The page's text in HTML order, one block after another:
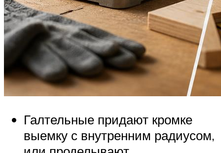
Галтельные придают кромке
выемку с внутренним радиусом,